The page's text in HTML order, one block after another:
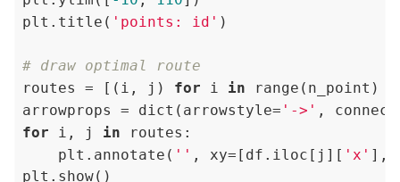
plt.title( 'points: id' )
# draw optimal route
routes = [(i, j) for i in range(n_point)
arrowprops = dict(arrowstyle= '->' ,
for i, j in routes:
    plt.annotate(
'' , xy=[df.iloc[j][ 'x' ],